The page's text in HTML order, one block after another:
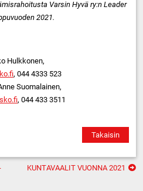
Varsin Hyvä ry:n Leader
2021.
Hulkkonen,
, 044 4333 523
Suomalainen,
, 044 433 3511
Takaisin
KUNTAVAALIT VUONNA 2021